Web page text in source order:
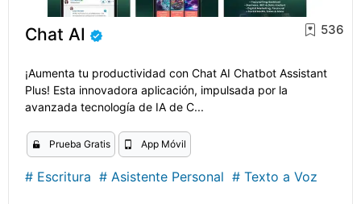
Chat AI 536
¡Aumenta tu productividad con Chat AI Chatbot Assistant
Plus! Esta innovadora aplicación, impulsada por la
avanzada tecnología de IA de C...
Prueba Gratis App Móvil
# Escritura # Asistente Personal # Texto a Voz